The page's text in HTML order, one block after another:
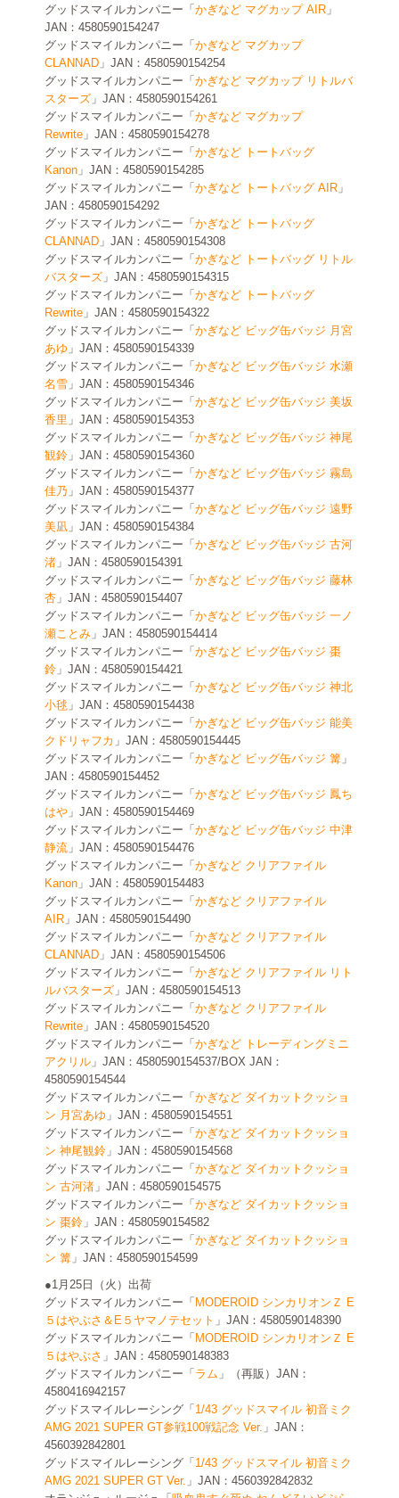
グッドスマイルカンパニー「 かぎなど マグカップ AIR 」
JAN：4580590154247
グッドスマイルカンパニー「 かぎなど マグカップ
CLANNAD 」JAN：4580590154254
グッドスマイルカンパニー「 かぎなど マグカップ リトルバ
スターズ 」JAN：4580590154261
グッドスマイルカンパニー「 かぎなど マグカップ
Rewrite 」JAN：4580590154278
グッドスマイルカンパニー「 かぎなど トートバッグ
Kanon 」JAN：4580590154285
グッドスマイルカンパニー「 かぎなど トートバッグ AIR 」
JAN：4580590154292
グッドスマイルカンパニー「 かぎなど トートバッグ
CLANNAD 」JAN：4580590154308
グッドスマイルカンパニー「 かぎなど トートバッグ リトル
バスターズ 」JAN：4580590154315
グッドスマイルカンパニー「 かぎなど トートバッグ
Rewrite 」JAN：4580590154322
グッドスマイルカンパニー「 かぎなど ビッグ缶バッジ 月宮
あゆ 」JAN：4580590154339
グッドスマイルカンパニー「 かぎなど ビッグ缶バッジ 水瀬
名雪 」JAN：4580590154346
グッドスマイルカンパニー「 かぎなど ビッグ缶バッジ 美坂
香里 」JAN：4580590154353
グッドスマイルカンパニー「 かぎなど ビッグ缶バッジ 神尾
観鈴 」JAN：4580590154360
グッドスマイルカンパニー「 かぎなど ビッグ缶バッジ 霧島
佳乃 」JAN：4580590154377
グッドスマイルカンパニー「 かぎなど ビッグ缶バッジ 遠野
美凪 」JAN：4580590154384
グッドスマイルカンパニー「 かぎなど ビッグ缶バッジ 古河
渚 」JAN：4580590154391
グッドスマイルカンパニー「 かぎなど ビッグ缶バッジ 藤林
杏 」JAN：4580590154407
グッドスマイルカンパニー「 かぎなど ビッグ缶バッジ 一ノ
瀬ことみ 」JAN：4580590154414
グッドスマイルカンパニー「 かぎなど ビッグ缶バッジ 棗
鈴 」JAN：4580590154421
グッドスマイルカンパニー「 かぎなど ビッグ缶バッジ 神北
小毬 」JAN：4580590154438
グッドスマイルカンパニー「 かぎなど ビッグ缶バッジ 能美
クドリャフカ 」JAN：4580590154445
グッドスマイルカンパニー「 かぎなど ビッグ缶バッジ 篝 」
JAN：4580590154452
グッドスマイルカンパニー「 かぎなど ビッグ缶バッジ 鳳ち
はや 」JAN：4580590154469
グッドスマイルカンパニー「 かぎなど ビッグ缶バッジ 中津
静流 」JAN：4580590154476
グッドスマイルカンパニー「 かぎなど クリアファイル
Kanon 」JAN：4580590154483
グッドスマイルカンパニー「 かぎなど クリアファイル
AIR 」JAN：4580590154490
グッドスマイルカンパニー「 かぎなど クリアファイル
CLANNAD 」JAN：4580590154506
グッドスマイルカンパニー「 かぎなど クリアファイル リト
ルバスターズ 」JAN：4580590154513
グッドスマイルカンパニー「 かぎなど クリアファイル
Rewrite 」JAN：4580590154520
グッドスマイルカンパニー「 かぎなど トレーディングミニ
アクリル 」JAN：4580590154537/BOX JAN：
4580590154544
グッドスマイルカンパニー「 かぎなど ダイカットクッショ
ン 月宮あゆ 」JAN：4580590154551
グッドスマイルカンパニー「 かぎなど ダイカットクッショ
ン 神尾観鈴 」JAN：4580590154568
グッドスマイルカンパニー「 かぎなど ダイカットクッショ
ン 古河渚 」JAN：4580590154575
グッドスマイルカンパニー「 かぎなど ダイカットクッショ
ン 棗鈴 」JAN：4580590154582
グッドスマイルカンパニー「 かぎなど ダイカットクッショ
ン 篝 」JAN：4580590154599
●1月25日（火）出荷
グッドスマイルカンパニー「 MODEROID シンカリオンＺ E
５はやぶさ＆E５ヤマノテセット 」JAN：4580590148390
グッドスマイルカンパニー「 MODEROID シンカリオンＺ E
５はやぶさ 」JAN：4580590148383
グッドスマイルカンパニー「 ラム 」（再販）JAN：
4580416942157
グッドスマイルレーシング「 1/43 グッドスマイル 初音ミク
AMG 2021 SUPER GT参戦100戦記念 Ver. 」JAN：
4560392842801
グッドスマイルレーシング「 1/43 グッドスマイル 初音ミク
AMG 2021 SUPER GT Ver. 」JAN：4560392842832